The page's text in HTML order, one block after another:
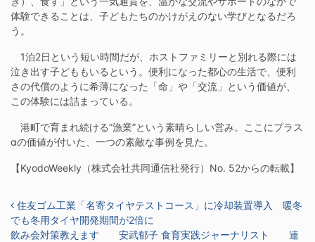
体験できることは、子どもたちのかけがえのない学びとなるだろ
う。
1泊2日という短い時間だが、ホストファミリーと別れる際には
泣き出す子どももいるという。便利になった都心の生活で、便利
さの代償のように希薄になった「命」や「交流」という価値が、
この体験には詰まっている。
港町で育まれ続ける”漁業”という素晴らしい営み。ここにプラス
αの価値が付いた、一つの素敵な事例を見た。
【KyodoWeekly（株式会社共同通信社発行）No. 52からの転載】
投稿ナビゲーション
住友ゴム工業「名寄タイヤテストコース」に冷却装置導入 暖冬
でも冬用タイヤ開発期間が2倍に
飲み会対策教えます 安武郁子 食育実践ジャーナリスト 連